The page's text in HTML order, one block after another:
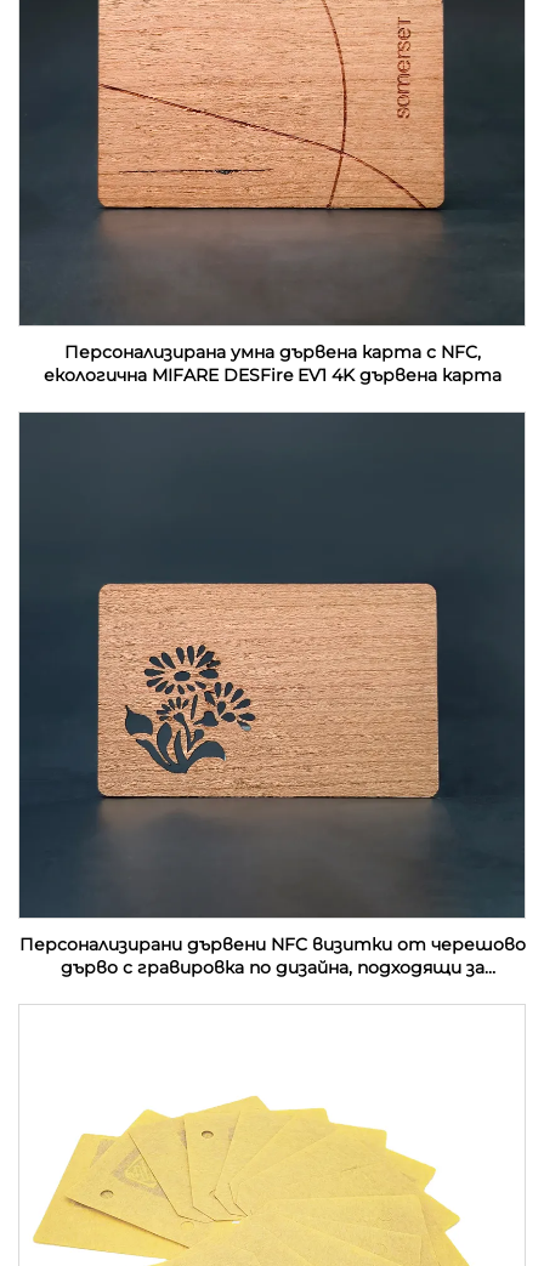
Персонализирана умна дървена карта с NFC,
екологична MIFARE DESFire EV1 4K дървена карта
Персонализирани дървени NFC визитки от черешово
дърво с гравировка по дизайна, подходящи за